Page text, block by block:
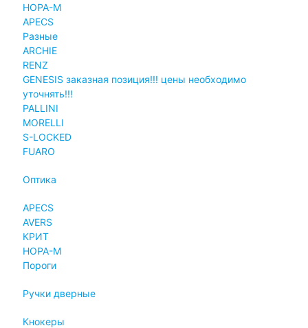
НОРА-М
APECS
Разные
ARCHIE
RENZ
GENESIS заказная позиция!!! цены необходимо
уточнять!!!
PALLINI
MORELLI
S-LOCKED
FUARO
Оптика
APECS
AVERS
КРИТ
НОРА-М
Пороги
Ручки дверные
Кнокеры